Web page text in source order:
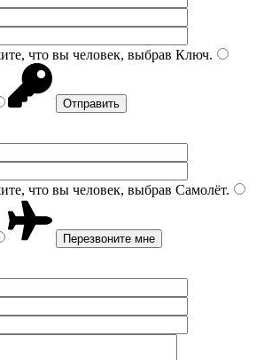
что вы человек, выбрав Ключ.
что вы человек, выбрав Самолёт.